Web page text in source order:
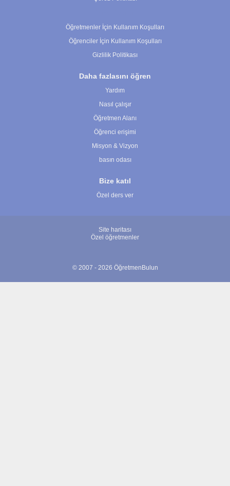
Öğretmenler İçin Kullanım Koşulları
Öğrenciler İçin Kullanım Koşulları
Gizlilik Politikası
Daha fazlasını öğren
Yardım
Nasıl çalışır
Öğretmen Alanı
Öğrenci erişimi
Misyon & Vizyon
basın odası
Bize katıl
Özel ders ver
Site haritası
Özel öğretmenler
© 2007 - 2026 ÖğretmenBulun